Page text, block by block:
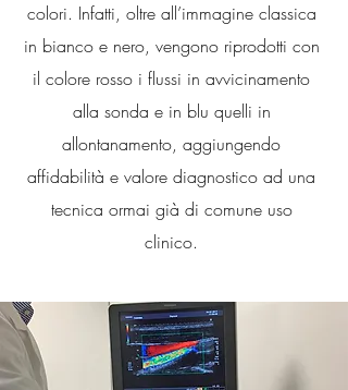
colori. Infatti, oltre all’immagine classica
in bianco e nero, vengono riprodotti con
il colore rosso i flussi in avvicinamento
alla sonda e in blu quelli in
allontanamento, aggiungendo
affidabilità e valore diagnostico ad una
tecnica ormai già di comune uso
clinico.